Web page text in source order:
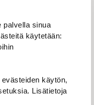
palvella sinua
käytetään:
käytön,
Lisätietoja
The current
and the
related to
at UEF: FUURT
migration system